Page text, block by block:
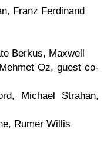
Franz Ferdinand
Berkus, Maxwell
Oz, guest co-
Michael Strahan,
Rumer Willis